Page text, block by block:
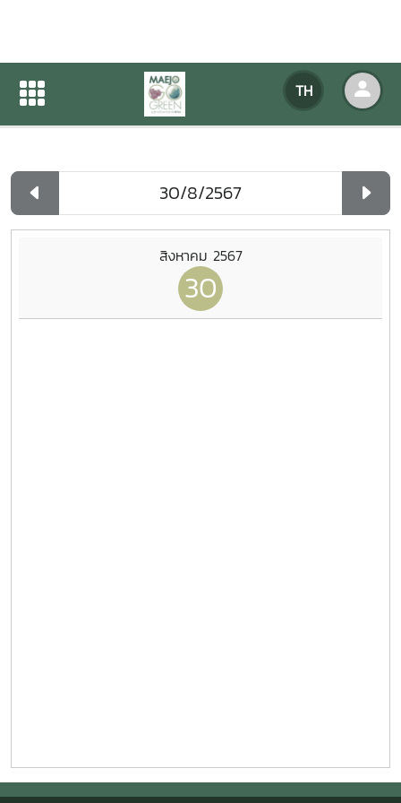
TH
ปฏิทินกิจกรรมของหน่วยงาน
ปฏิทินกิจกรรมของหน่วยงาน
สิงหาคม 2567
30